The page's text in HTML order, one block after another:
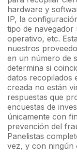
hardware y
IP, la
tipo de navegador
operativo, etc.
nuestros
en un número de
determina si
datos recopilados
creada no están
respuestas que
encuestas de
únicamente con
prevención del
Panelistas
vez, y con ningún